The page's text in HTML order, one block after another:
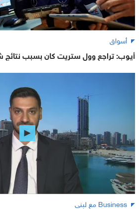
أسواق
أيوب: تراجع وول ستريت كان بسبب نتائج
Business مع لبنى